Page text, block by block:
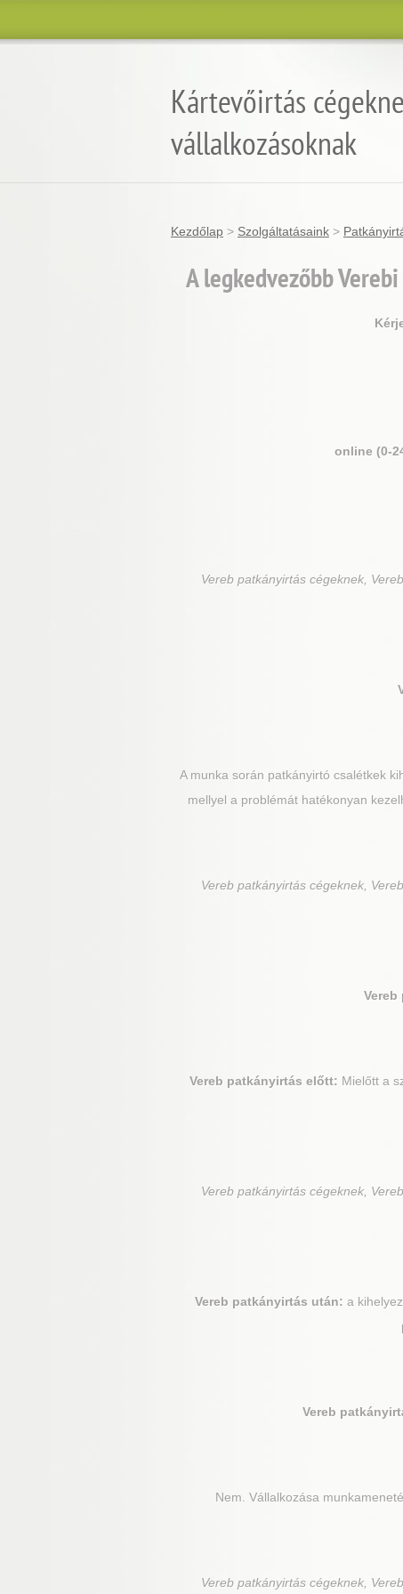
Kártevőirtás
vállalkozásoknak
Kezdőlap > Szolgáltatásaink >
A legkedvezőbb
online (0-
Verebpatkányirtás cégeknek,
A munka során patkányirtó csalétkek
mellyel a problémát hatékonyan
Verebpatkányirtás cégeknek,
Vereb
Vereb patkányirtás előtt: Mielőtt a
Verebpatkányirtás cégeknek,
Vereb patkányirtás után: a
Vereb
Nem. Vállalkozása
Verebpatkányirtás cégeknek,